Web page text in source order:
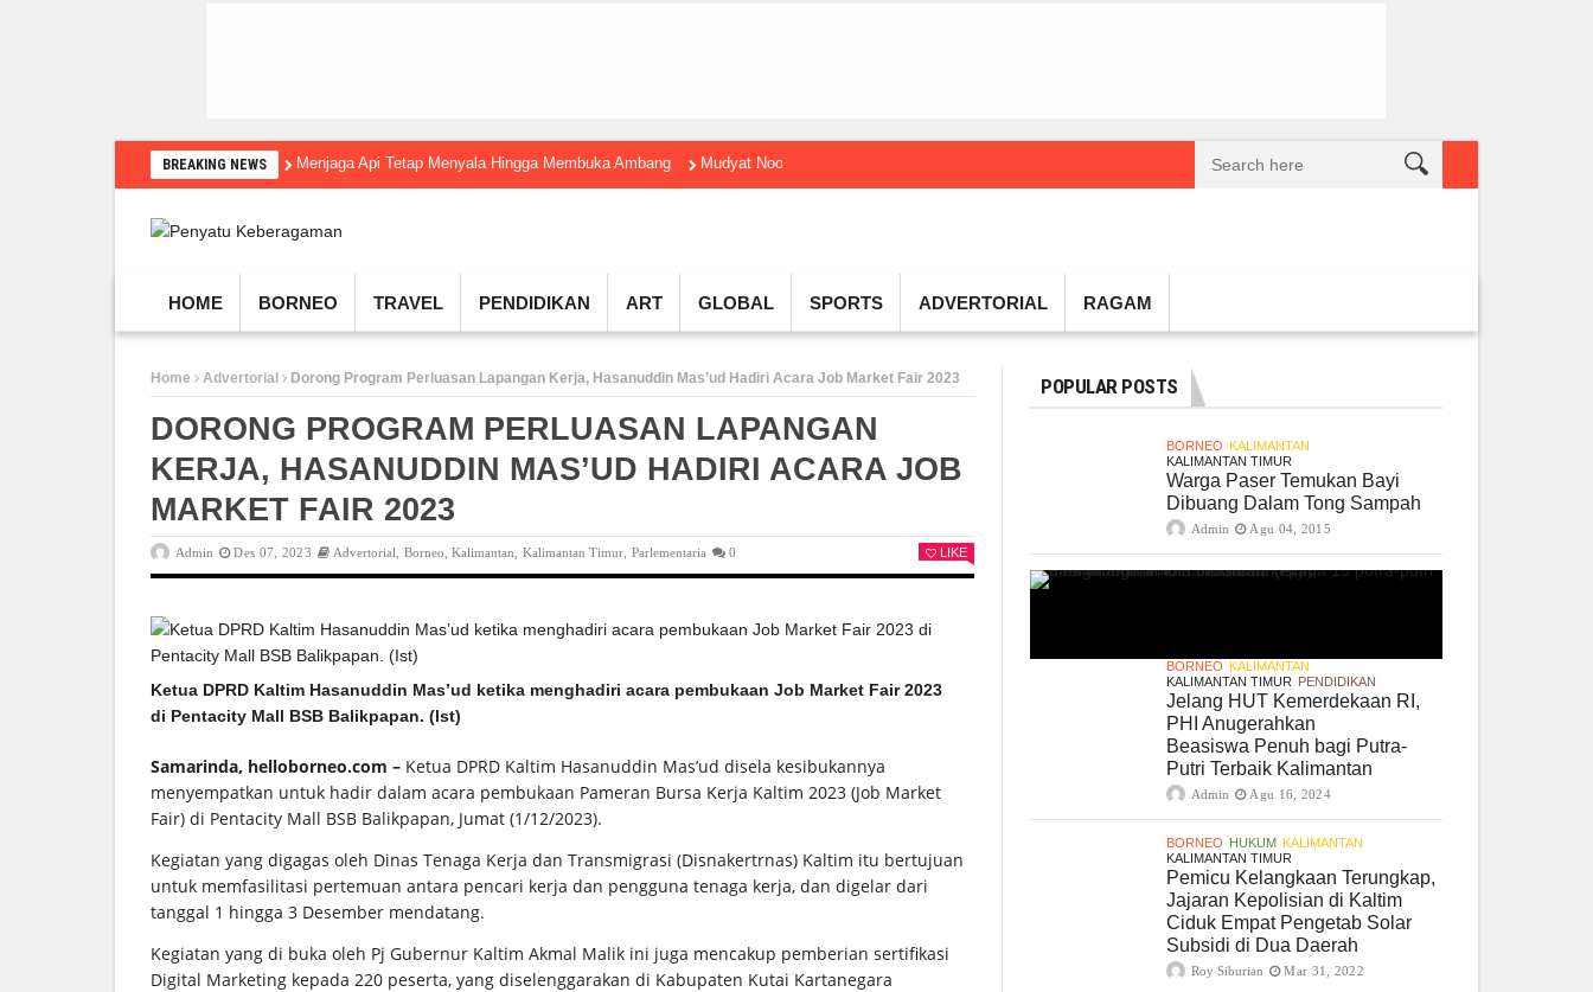
BREAKING NEWS Menjaga Api Tetap Menyala Hingga Membuka Ambang Mudyat Noor Temui Menteri Ekraf, Dorong Ekonomi Kreatif Lokal Naik Kelas Gembel PPU dan IGTKI Penajam Sukses Gelar
HOME BORNEO TRAVEL PENDIDIKAN ART GLOBAL SPORTS ADVERTORIAL RAGAM
Home Advertorial Dorong Program Perluasan Lapangan Kerja, Hasanuddin Mas’ud Hadiri Acara Job Market Fair 2023
DORONG PROGRAM PERLUASAN LAPANGAN
KERJA, HASANUDDIN MAS’UD HADIRI ACARA JOB
MARKET FAIR 2023
Admin Des 07, 2023 Advertorial Borneo ,Kalimantan ,Kalimantan Timur Parlementaria 0 LIKE
Ketua DPRD Kaltim Hasanuddin Mas’ud ketika menghadiri acara pembukaan Job Market Fair 2023
di Pentacity Mall BSB Balikpapan. (Ist)
Samarinda, helloborneo.com – Ketua DPRD Kaltim Hasanuddin Mas’ud disela kesibukannya
menyempatkan untuk hadir dalam acara pembukaan Pameran Bursa Kerja Kaltim 2023 (Job Market
Fair) di Pentacity Mall BSB Balikpapan, Jumat (1/12/2023).
Kegiatan yang digagas oleh Dinas Tenaga Kerja dan Transmigrasi (Disnakertrnas) Kaltim itu bertujuan
untuk memfasilitasi pertemuan antara pencari kerja dan pengguna tenaga kerja, dan digelar dari
tanggal 1 hingga 3 Desember mendatang.
Kegiatan yang di buka oleh Pj Gubernur Kaltim Akmal Malik ini juga mencakup pemberian sertifikasi
Digital Marketing kepada 220 peserta, yang diselenggarakan di Kabupaten Kutai Kartanegara
POPULAR POSTS
BORNEO KALIMANTAN
KALIMANTAN TIMUR
Warga Paser Temukan Bayi
Dibuang Dalam Tong Sampah
Admin Agu 04, 2015
BORNEO KALIMANTAN
KALIMANTAN TIMUR PENDIDIKAN
Jelang HUT Kemerdekaan RI,
PHI Anugerahkan
Beasiswa Penuh bagi Putra-
Putri Terbaik Kalimantan
Admin Agu 16, 2024
BORNEO HUKUM KALIMANTAN
KALIMANTAN TIMUR
Pemicu Kelangkaan Terungkap,
Jajaran Kepolisian di Kaltim
Ciduk Empat Pengetab Solar
Subsidi di Dua Daerah
Roy Siburian Mar 31, 2022